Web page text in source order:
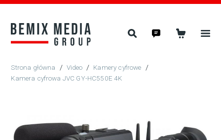
/ Video / Kamery cyfrowe /
Kamera cyfrowa JVC GY-HC550E 4K